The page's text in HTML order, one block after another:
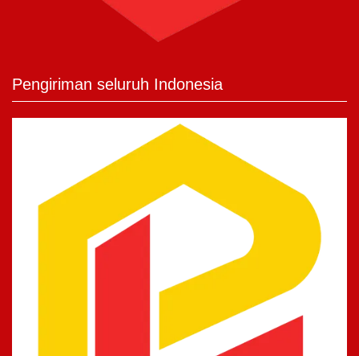
Pengiriman seluruh Indonesia